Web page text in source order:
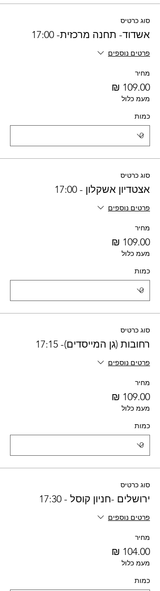
סוג כרטיס
אשדוד- תחנה מרכזית- 17:00
פרטים נוספים
מחיר
מעמ כלול
כמות
סוג כרטיס
אצטדיון אשקלון - 17:00
פרטים נוספים
מחיר
מעמ כלול
כמות
סוג כרטיס
רחובות (גן המייסדים)- 17:15
פרטים נוספים
מחיר
מעמ כלול
כמות
סוג כרטיס
ירושלים -חניון קוסל - 17:30
פרטים נוספים
מחיר
מעמ כלול
כמות